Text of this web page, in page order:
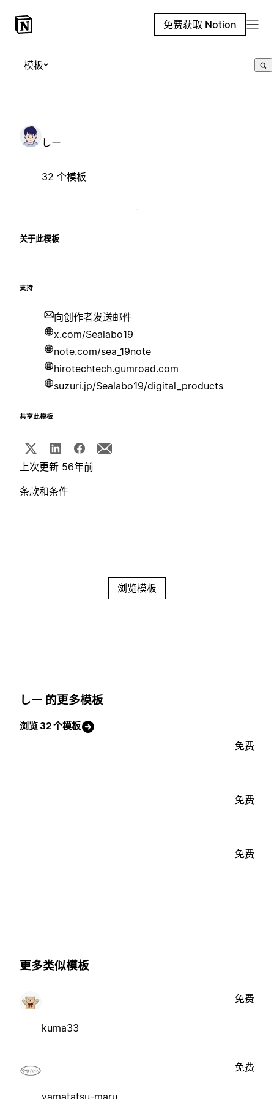
免费获取 Notion
模板
しー
32 个模板
关于此模板
支持
向创作者发送邮件
x.com/Sealabo19
note.com/sea_19note
hirotechtech.gumroad.com
suzuri.jp/Sealabo19/digital_products
共享此模板
上次更新 56年前
条款和条件
浏览模板
しー 的更多模板
浏览 32 个模板
免费
免费
免费
更多类似模板
kuma33
免费
yamatatsu-maru
免费